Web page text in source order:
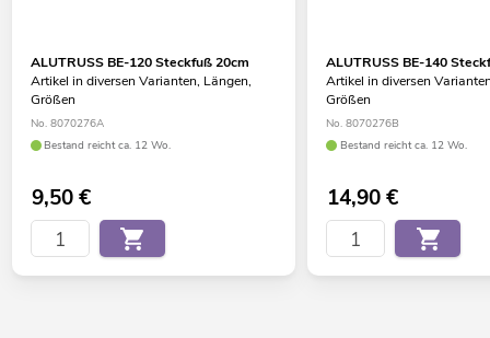
ALUTRUSS BE-120 Steckfuß 20cm
Artikel in diversen Varianten, Längen,
Größen
No. 8070276A
Bestand reicht ca. 12 Wo.
9,50€
ALUTRUSS BE-140
Artikel in diversen
Größen
No. 8070276B
Bestand reicht ca. 12 Wo.
14,90€